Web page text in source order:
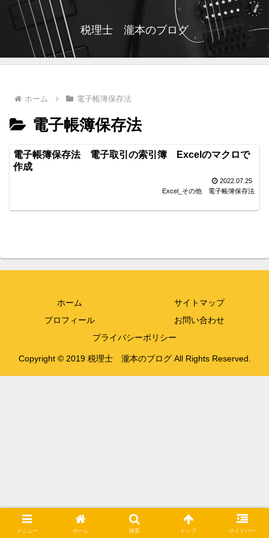
税理士 瀧本のブログ
ホーム 電子帳簿保存法
電子帳簿保存法
電子帳簿保存法 電子取引の索引簿 Excelのマクロで
作成
2022.07.25
Excel_その他
電子帳簿保存法
ホーム
サイトマップ
プロフィール
お問い合わせ
プライバシーポリシー
Copyright © 2019 税理士 瀧本のブログ All Rights Reserved.
メニュー ホーム 検索 トップ サイドバー